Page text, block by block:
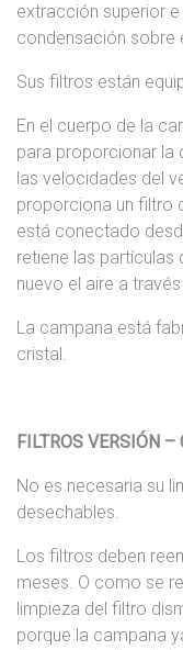
extracción superior
condensación sobre
Sus filtros están
En el cuerpo de la
para proporcionar la
las velocidades del
proporciona un filtro
está conectado
retiene las partículas
nuevo el aire a
La campana está
cristal.
FILTROS VERSIÓN
No es necesaria su
desechables.
Los filtros deben
meses. O como se
limpieza del filtro
porque la campana